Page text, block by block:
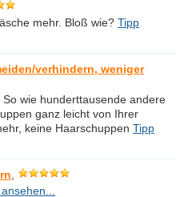
mehr. Bloß wie? Tipp
verhindern, weniger
wie hunderttausende andere
ganz leicht von Ihrer
keine Haarschuppen Tipp